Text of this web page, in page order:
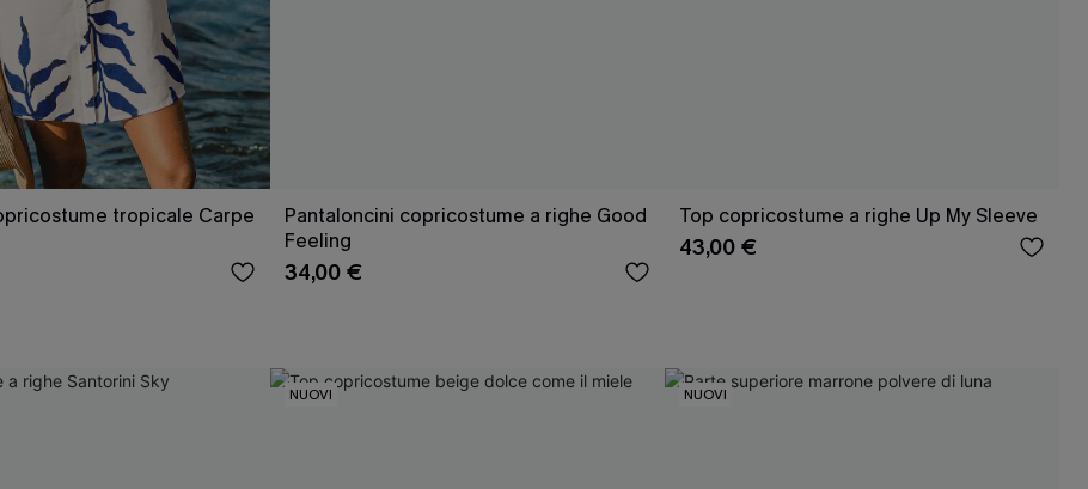
tropicale Carpe
Pantaloncini copricostume a righe Good
Feeling
34,00 €
Top copricostume a righe Up My Sleeve
43,00 €
NUOVI NUOVI